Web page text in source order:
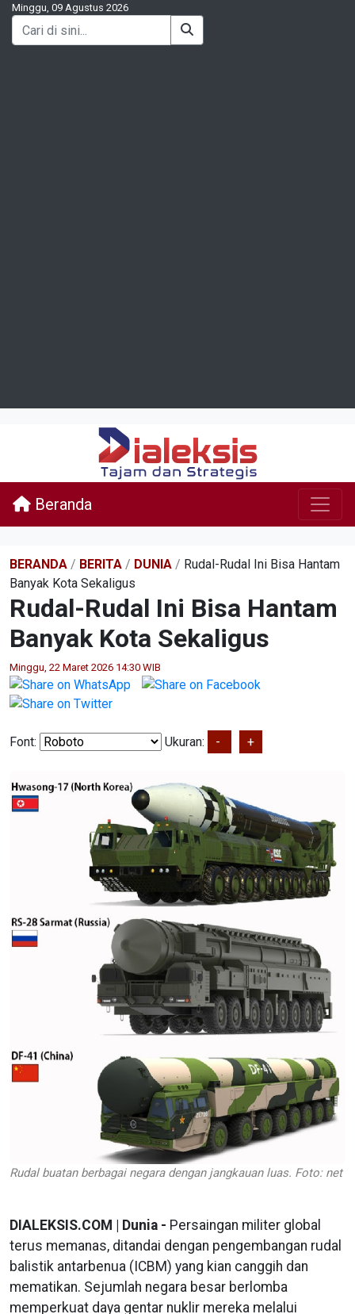
Minggu, 09 Agustus 2026
Beranda
BERANDA / BERITA / DUNIA / Rudal-Rudal Ini Bisa Hantam
Banyak Kota Sekaligus
Rudal-Rudal Ini Bisa Hantam
Banyak Kota Sekaligus
Minggu, 22 Maret 2026 14:30 WIB
Font: Ukuran: - +
Rudal buatan berbagai negara dengan jangkauan luas. Foto: net
DIALEKSIS.COM | Dunia - Persaingan militer global
terus memanas, ditandai dengan pengembangan rudal
balistik antarbenua (ICBM) yang kian canggih dan
mematikan. Sejumlah negara besar berlomba
memperkuat daya gentar nuklir mereka melalui